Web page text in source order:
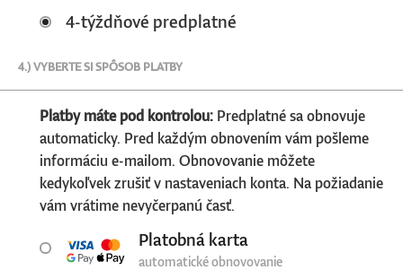
4-týždňové predplatné
4.) VYBERTE SI SPÔSOB PLATBY
Platby máte pod kontrolou: Predplatné sa obnovuje
automaticky. Pred každým obnovením vám pošleme
informáciu e-mailom. Obnovovanie môžete
kedykoľvek zrušiť v nastaveniach konta. Na požiadanie
vám vrátime nevyčerpanú časť.
Platobná karta
automatické obnovovanie